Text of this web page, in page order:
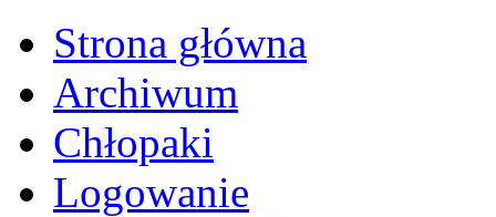
Strona główna
Archiwum
Chłopaki
Logowanie